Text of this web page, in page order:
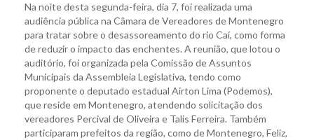
Na noite desta segunda-feira, dia 7, foi realizada uma
audiência pública na Câmara de Vereadores de Montenegro
para tratar sobre o desassoreamento do rio Caí, como forma
de reduzir o impacto das enchentes. A reunião, que lotou o
auditório, foi organizada pela Comissão de Assuntos
Municipais da Assembleia Legislativa, tendo como
proponente o deputado estadual Airton Lima (Podemos),
que reside em Montenegro, atendendo solicitação dos
vereadores Percival de Oliveira e Talis Ferreira. Também
participaram prefeitos da região, como de Montenegro, Feliz,